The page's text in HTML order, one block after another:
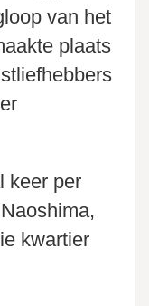
van het
plaats
keer per
kwartier